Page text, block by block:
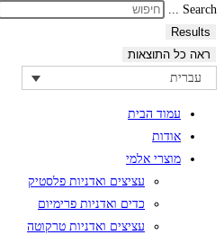
Search ...
Results
ראה כל התוצאות
עברית
עמוד הבית
אודות
מוצרי אלמי
עציצים ואדניות פלסטיק
כדים ואדניות פרימיום
עציצים ואדניות טרקוטה